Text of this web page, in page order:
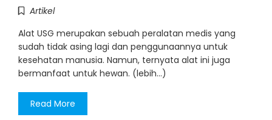
Artikel
Alat USG merupakan sebuah peralatan medis yang
sudah tidak asing lagi dan penggunaannya untuk
kesehatan manusia. Namun, ternyata alat ini juga
bermanfaat untuk hewan. (lebih…)
Read More